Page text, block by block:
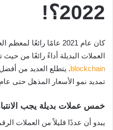
2022؟!
كان عام 2021 عامًا
العملات البديلة أداءً رائعًا من
blockchain. يتطلع العديد من
تمديد نمو الأسعار المذهل حتى عام 2022.
خمس عملات بديلة يجب الانتباه